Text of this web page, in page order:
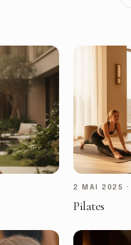
2 MAI 2025 ·
Pilates